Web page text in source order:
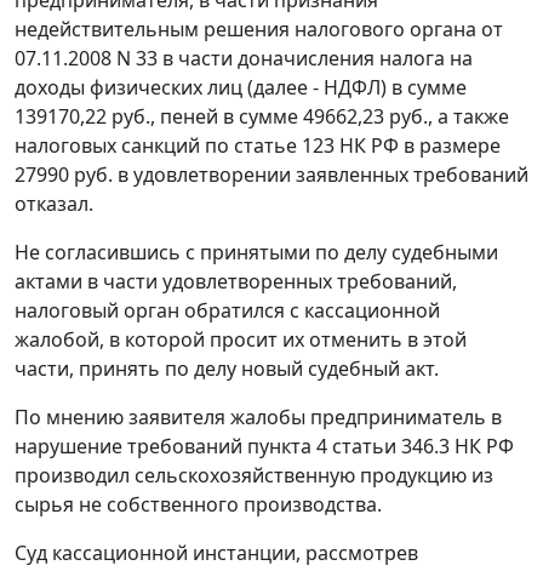
недействительным решения налогового органа от
07.11.2008 N 33 в части доначисления налога на
доходы физических лиц (далее - НДФЛ) в сумме
139170,22 руб., пеней в сумме 49662,23 руб., а также
налоговых санкций по статье 123 НК РФ в размере
27990 руб. в удовлетворении заявленных требований
отказал.
Не согласившись с принятыми по делу судебными
актами в части удовлетворенных требований,
налоговый орган обратился с кассационной
жалобой, в которой просит их отменить в этой
части, принять по делу новый судебный акт.
По мнению заявителя жалобы предприниматель в
нарушение требований пункта 4 статьи 346.3 НК РФ
производил сельскохозяйственную продукцию из
сырья не собственного производства.
Суд кассационной инстанции, рассмотрев